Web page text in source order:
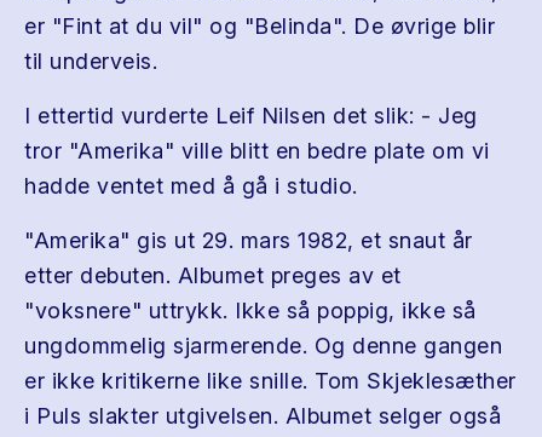
er "Fint at du vil" og "Belinda". De øvrige blir
til underveis.
I ettertid vurderte Leif Nilsen det slik: - Jeg
tror "Amerika" ville blitt en bedre plate om vi
hadde ventet med å gå i studio.
"Amerika" gis ut 29. mars 1982, et snaut år
etter debuten. Albumet preges av et
"voksnere" uttrykk. Ikke så poppig, ikke så
ungdommelig sjarmerende. Og denne gangen
er ikke kritikerne like snille. Tom Skjeklesæther
i Puls slakter utgivelsen. Albumet selger også